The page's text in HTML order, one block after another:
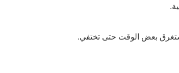
بعض الوقت حتى تختفي.